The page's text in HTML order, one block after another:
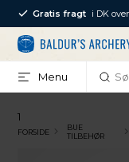
Gratis fragt i DK
Menu
1
FORSIDE
BUE
TILBEHØR